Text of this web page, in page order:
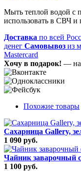
Мыть теплой водой
использовать в СВЧ
Доставка по всей
денег Самовывоз из
Mastercard
Хочу в подарок! —
Похожие товары
Сахарница Gallery,
1 090 руб.
Чайник заварочный
1 100 руб.